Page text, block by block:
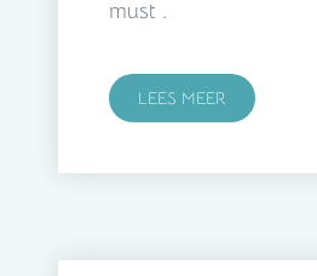
must .
LEES MEER